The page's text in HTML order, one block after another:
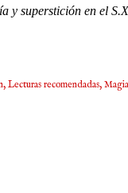
y superstición en el
Lecturas recomendadas